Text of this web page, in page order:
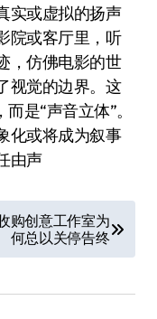
实或虚拟的扬声
院或客厅里，听
，仿佛电影的世
视觉的边界。这
是“声音立体”。
化或将成为叙事
由声
购创意工作室为
何总以关停告终